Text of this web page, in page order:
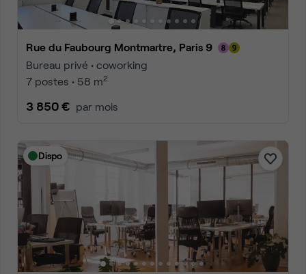
Rue du Faubourg Montmartre, Paris 9
Bureau privé • coworking
7 postes • 58 m2
3 850 € par mois
Dispo